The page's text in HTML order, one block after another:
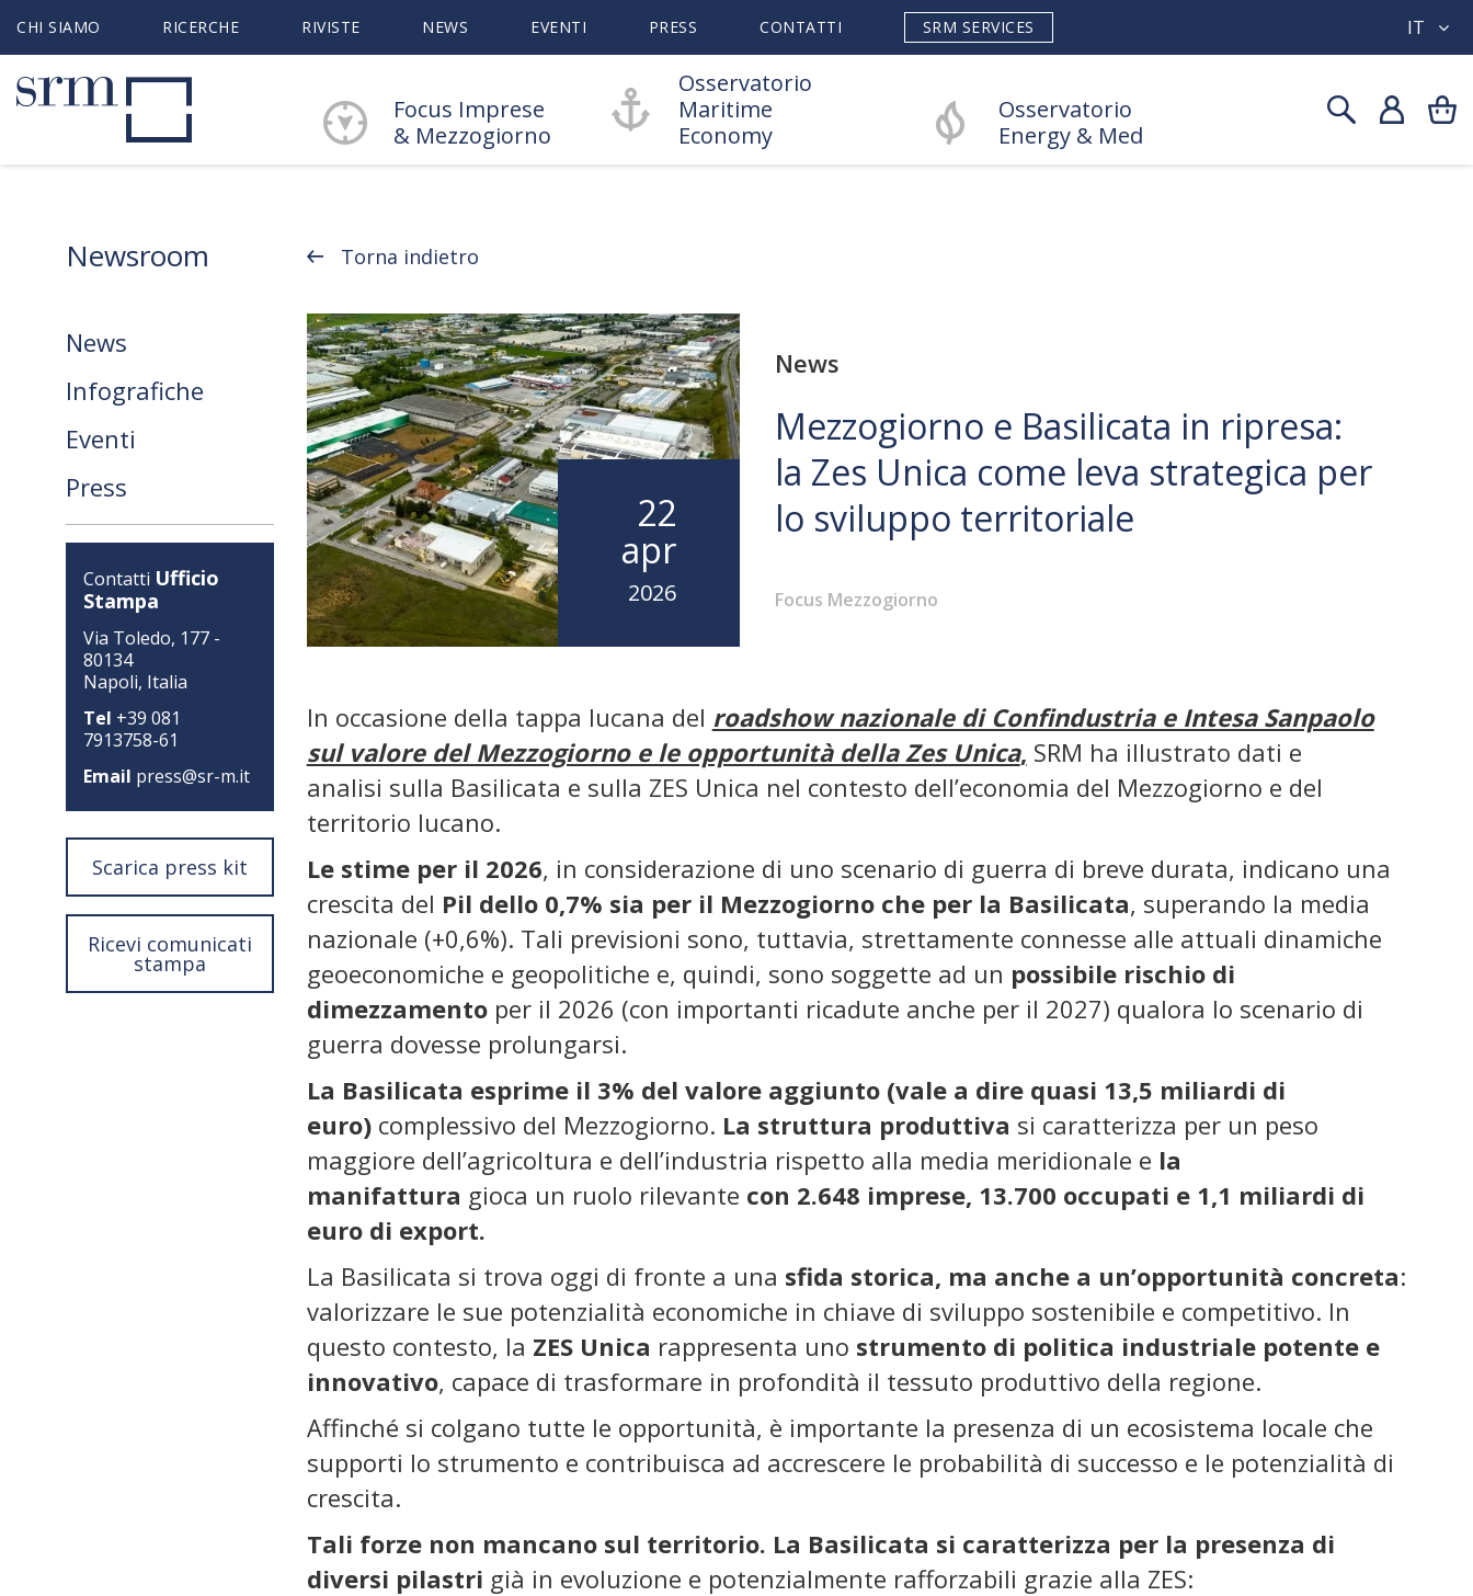
CHI SIAMO RICERCHE RIVISTE NEWS EVENTI PRESS CONTATTI SRM SERVICES IT
Focus Imprese
& Mezzogiorno
Osservatorio
Maritime
Economy
Osservatorio
Energy & Med
Newsroom
News
Infografiche
Eventi
Press
Contatti Ufficio
Stampa
Via Toledo, 177 -
80134
Napoli, Italia
Tel +39 081
7913758-61
Email press@sr-m.it
Scarica press kit
Ricevi comunicati
stampa
Torna indietro
22
apr
2026
News
Mezzogiorno e Basilicata in ripresa:
la Zes Unica come leva strategica per
lo sviluppo territoriale
Focus Mezzogiorno
In occasione della tappa lucana del roadshow nazionale di Confindustria e Intesa Sanpaolo
sul valore del Mezzogiorno e le opportunità della Zes Unica, SRM ha illustrato dati e
analisi sulla Basilicata e sulla ZES Unica nel contesto dell’economia del Mezzogiorno e del
territorio lucano.
Le stime per il 2026, in considerazione di uno scenario di guerra di breve durata, indicano una
crescita del Pil dello 0,7% sia per il Mezzogiorno che per la Basilicata, superando la media
nazionale (+0,6%). Tali previsioni sono, tuttavia, strettamente connesse alle attuali dinamiche
geoeconomiche e geopolitiche e, quindi, sono soggette ad un possibile rischio di
dimezzamentoper il 2026 (con importanti ricadute anche per il 2027) qualora lo scenario di
guerra dovesse prolungarsi.
La Basilicata esprime il 3% del valore aggiunto (vale a dire quasi 13,5 miliardi di
euro) complessivo del Mezzogiorno. La struttura produttiva si caratterizza per un peso
maggiore dell’agricoltura e dell’industria rispetto alla media meridionale e la
manifattura gioca un ruolo rilevante con 2.648 imprese, 13.700 occupati e 1,1 miliardi di
euro di export.
La Basilicata si trova oggi di fronte a una sfida storica, ma anche a un’opportunità concreta:
valorizzare le sue potenzialità economiche in chiave di sviluppo sostenibile e competitivo. In
questo contesto, la ZES Unica rappresenta uno strumento di politica industriale potente e
innovativo, capace di trasformare in profondità il tessuto produttivo della regione.
Affinché si colgano tutte le opportunità, è importante la presenza di un ecosistema locale che
supporti lo strumento e contribuisca ad accrescere le probabilità di successo e le potenzialità di
crescita.
Tali forze non mancano sul territorio. La Basilicata si caratterizza per la presenza di
diversi pilastri già in evoluzione e potenzialmente rafforzabili grazie alla ZES: